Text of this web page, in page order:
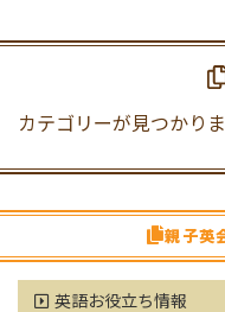
カテゴリーが見つかり
親子英
英語お役立ち情報